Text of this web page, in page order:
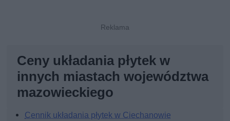
Ceny układania płytek w
innych miastach województwa
mazowieckiego
Cennik układania płytek w Ciechanowie